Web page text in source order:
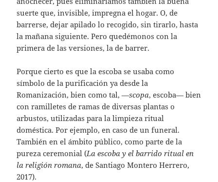
suerte que, invisible, impregna el hogar. O, de
barrerse, dejar apilado lo recogido, sin tirarlo, hasta
la mañana siguiente. Pero quedémonos con la
primera de las versiones, la de barrer.
Porque cierto es que la escoba se usaba como
símbolo de la purificación ya desde la
Romanización, bien como tal, —scopa, escoba— bien
con ramilletes de ramas de diversas plantas o
arbustos, utilizadas para la limpieza ritual
doméstica. Por ejemplo, en caso de un funeral.
También en el ámbito público, como parte de la
pureza ceremonial (La escoba y el barrido ritual en
la religión romana, de Santiago Montero Herrero,
2017).